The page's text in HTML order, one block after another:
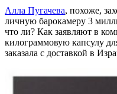
Алла Пугачева, похоже,
личную барокамеру 3
что ли? Как заявляют в
килограммовую капсулу
заказала с доставкой в